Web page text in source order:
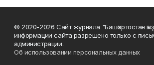
© 2020-2026 Сайт журнала "Башҡортостан
информации сайта разрешено только с
администрации.
Об использовании персональных данных